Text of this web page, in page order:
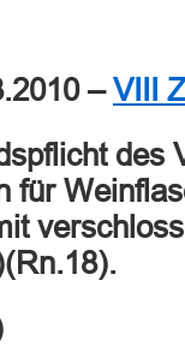
–VIII
des
für